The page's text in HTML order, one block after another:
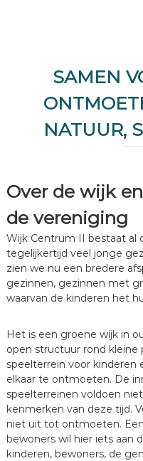
SAMEN
NATUUR,
Over de wijk
de vereniging
Wijk Centrum II bestaat al
tegelijkertijd veel jonge
zien we nu een bredere
gezinnen, gezinnen met
waarvan de kinderen het
Het is een groene wijk in
open structuur rond kleine
speelterrein voor kinderen
elkaar te ontmoeten. De
speelterreinen voldoen
kenmerken van deze tijd.
niet uit tot ontmoeten.
bewoners wil hier iets aan
kinderen, bewoners, de